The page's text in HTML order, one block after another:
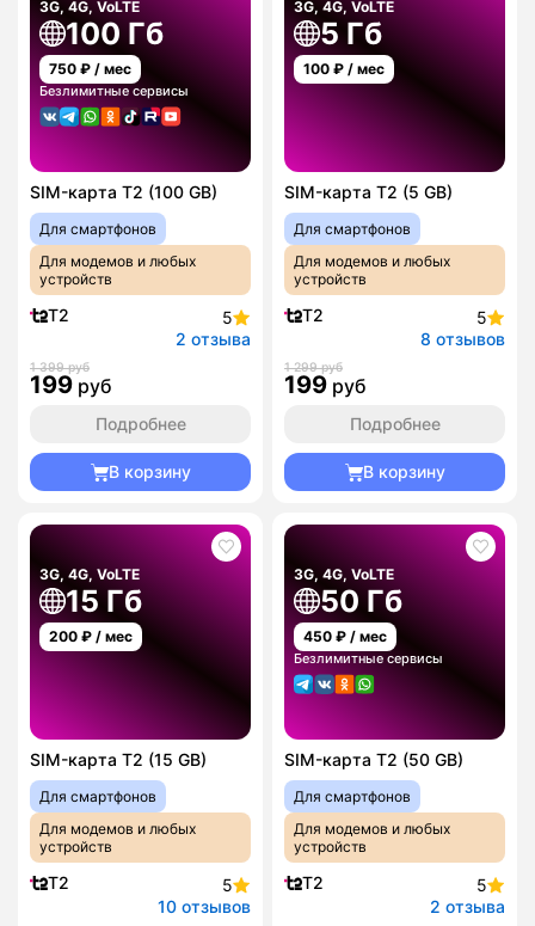
3G, 4G, VoLTE
100 Гб
750 ₽ / мес
Безлимитные сервисы
SIM-карта T2 (100 GB)
Для смартфонов
Для модемов и любых
устройств
T2
5
2 отзыва
1 399 руб
199 руб
Подробнее
В корзину
3G, 4G, VoLTE
5 Гб
100 ₽ / мес
SIM-карта T2 (5 GB)
Для смартфонов
Для модемов и любых
устройств
T2
5
8 отзывов
1 299 руб
199 руб
Подробнее
В корзину
3G, 4G, VoLTE
15 Гб
200 ₽ / мес
SIM-карта T2 (15 GB)
Для смартфонов
Для модемов и любых
устройств
T2
5
10 отзывов
3G, 4G, VoLTE
50 Гб
450 ₽ / мес
Безлимитные сервисы
SIM-карта T2 (50 GB)
Для смартфонов
Для модемов и любых
устройств
T2
5
2 отзыва